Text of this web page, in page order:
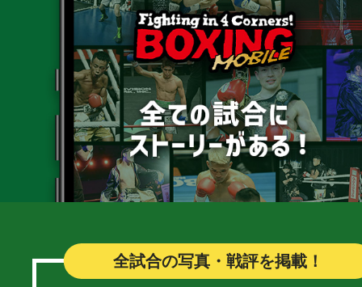
全試合の写真・戦評を掲載！